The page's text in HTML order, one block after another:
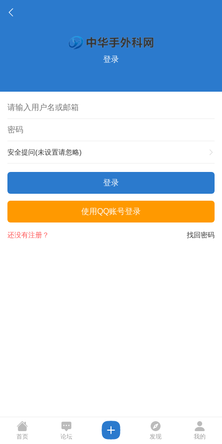
登录
安全提问(未设置请忽略)
登录
使用QQ账号登录
找回密码
还没有注册？
首页 论坛 发现 我的